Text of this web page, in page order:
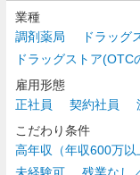
業種
調剤薬局
ドラッグ
ドラッグストア(OTC
雇用形態
正社員
契約社員
こだわり条件
高年収（年収600万以